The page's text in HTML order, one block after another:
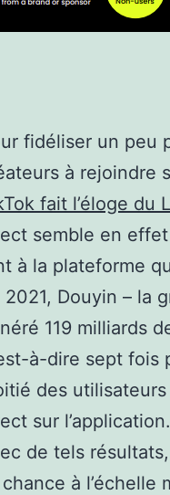
fidéliser un peu
à rejoindre
fait l’éloge du
semble en
à la plateforme
2021, Douyin – la
119 milliards
à-dire sept fois
des
sur l’application.
de tels
chance à l’échelle